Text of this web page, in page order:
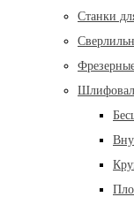
Станки